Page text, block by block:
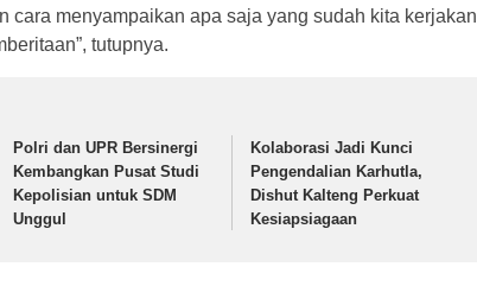
cara menyampaikan apa saja yang sudah kita kerjakan
tutupnya.
Polri dan UPR Bersinergi
Kembangkan Pusat Studi
Kepolisian untuk SDM
Unggul
Kolaborasi Jadi Kunci
Pengendalian Karhutla,
Dishut Kalteng Perkuat
Kesiapsiagaan